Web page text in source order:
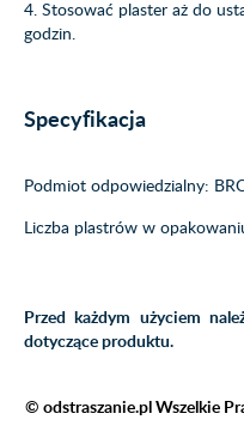
4. Stosować plaster aż do
godzin.
Specyfikacja
Podmiot odpowiedzialny:
Liczba plastrów w
Przed każdym użyciem
dotyczące produktu.
© odstraszanie.pl Wszelkie